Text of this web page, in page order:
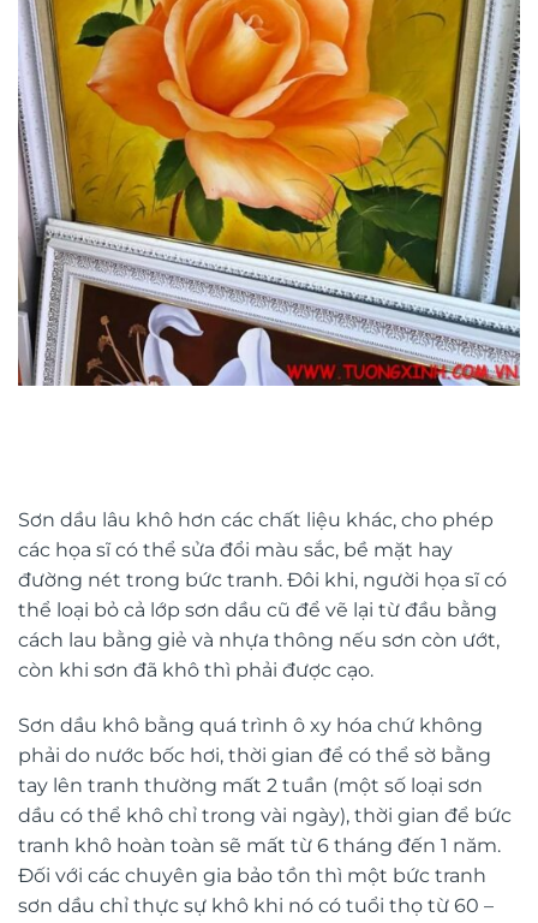
Sơn dầu lâu khô hơn các chất liệu khác, cho phép
các họa sĩ có thể sửa đổi màu sắc, bề mặt hay
đường nét trong bức tranh. Đôi khi, người họa sĩ có
thể loại bỏ cả lớp sơn dầu cũ để vẽ lại từ đầu bằng
cách lau bằng giẻ và nhựa thông nếu sơn còn ướt,
còn khi sơn đã khô thì phải được cạo.
Sơn dầu khô bằng quá trình ô xy hóa chứ không
phải do nước bốc hơi, thời gian để có thể sờ bằng
tay lên tranh thường mất 2 tuần (một số loại sơn
dầu có thể khô chỉ trong vài ngày), thời gian để bức
tranh khô hoàn toàn sẽ mất từ 6 tháng đến 1 năm.
Đối với các chuyên gia bảo tồn thì một bức tranh
sơn dầu chỉ thực sự khô khi nó có tuổi thọ từ 60 –